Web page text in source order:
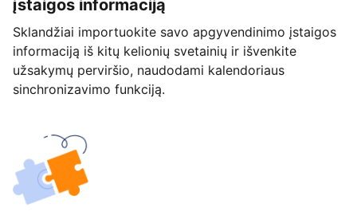
įstaigos informaciją
Sklandžiai importuokite savo apgyvendinimo įstaigos
informaciją iš kitų kelionių svetainių ir išvenkite
užsakymų perviršio, naudodami kalendoriaus
sinchronizavimo funkciją.